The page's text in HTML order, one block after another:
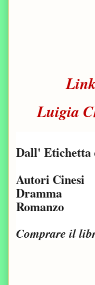
Luigia
Dall' Etichetta
Autori Cinesi
Dramma
Romanzo
Comprare il